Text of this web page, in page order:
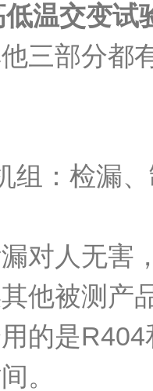
温交变试
三部分都
：检漏、
人无害，
他被测产
的是
。